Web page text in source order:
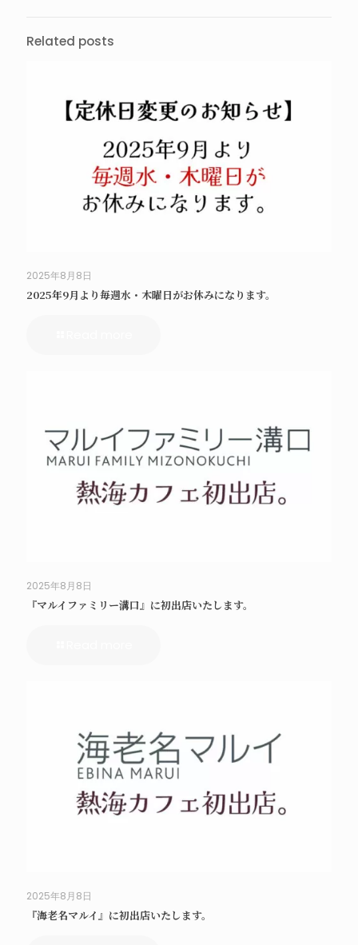
Related posts
2025年8月8日
2025年9月より毎週水・木曜日がお休みになります。
2025年8月8日
『マルイファミリー溝口』に初出店いたします。
2025年8月8日
『海老名マルイ』に初出店いたします。